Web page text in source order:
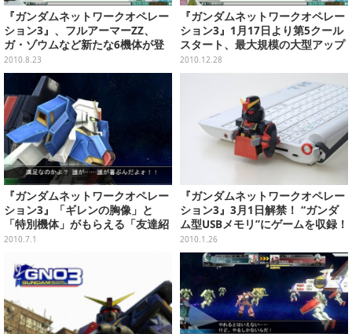
『ガンダムネットワークオペレー
ション3』、フルアーマーZZ、
ガ・ゾウムなど新たな6機体が登
場
2010.8.23
『ガンダムネットワークオペレー
ション3』1月17日より第5クール
スタート、最大規模の大型アップ
デート実施
2010.12.28
『ガンダムネットワークオペレー
ション3』「ギレンの胸像」と
「特別機体」がもらえる「友達紹
介キャンペーン」実施
2010.7.1
『ガンダムネットワークオペレー
ション3』3月1日解禁！ “ガンダ
ム型USBメモリ”にゲームを収録！
2010.1.26